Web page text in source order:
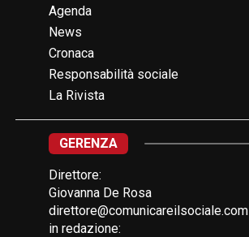
Agenda
News
Cronaca
Responsabilità sociale
La Rivista
GERENZA
Direttore:
Giovanna De Rosa
direttore@comunicareilsociale.com
in redazione: